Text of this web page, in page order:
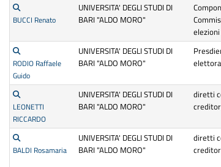
BUCCI Renato
UNIVERSITA' DEGLI STUDI DI
BARI "ALDO MORO"
RODIO Raffaele
Guido
UNIVERSITA' DEGLI STUDI DI
BARI "ALDO MORO"
LEONETTI
RICCARDO
UNIVERSITA' DEGLI STUDI DI
BARI "ALDO MORO"
diretti
BALDI Rosamaria
UNIVERSITA' DEGLI STUDI DI
BARI "ALDO MORO"
diretti